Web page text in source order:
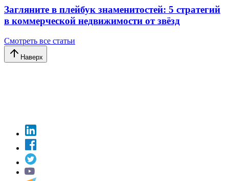
Загляните в плейбук знаменитостей: 5 стратегий
в коммерческой недвижимости от звёзд
Смотреть все статьи
Наверх